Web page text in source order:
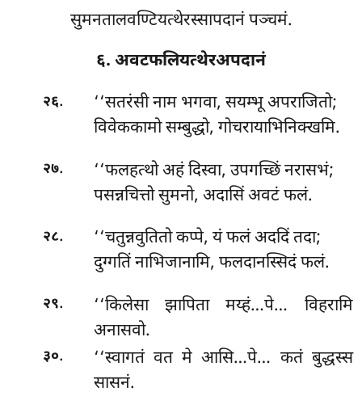
सुमनतालवण्टियत्थेरस्सापदानं पञ्चमं.
६. अवटफलियत्थेरअपदानं
२६. ‘‘सतरंसीनाम भगवा, सयम्भू अपराजितो;
विवेककामो सम्बुद्धो, गोचरायाभिनिक्खमि.
२७.
‘‘फलहत्थो अहं दिस्वा, उपगच्छिं नरासभं;
पसन्नचित्तो सुमनो, अदासिं अवटं फलं.
२८. ‘‘चतुन्नवुतितोकप्पे, यं फलं अददिं तदा;
दुग्गतिं नाभिजानामि, फलदानस्सिदं फलं.
२९. ‘‘किलेसाझापिता मय्हं…पे… विहरामि
अनासवो.
३०.
‘‘स्वागतं वत मे आसि…पे… कतं बुद्धस्स
सासनं.